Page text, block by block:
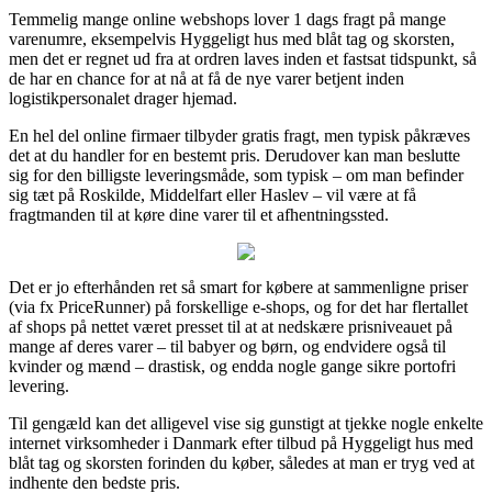
Temmelig mange online webshops lover 1 dags fragt på mange
varenumre, eksempelvis Hyggeligt hus med blåt tag og skorsten,
men det er regnet ud fra at ordren laves inden et fastsat tidspunkt, så
de har en chance for at nå at få de nye varer betjent inden
logistikpersonalet drager hjemad.
En hel del online firmaer tilbyder gratis fragt, men typisk påkræves
det at du handler for en bestemt pris. Derudover kan man beslutte
sig for den billigste leveringsmåde, som typisk – om man befinder
sig tæt på Roskilde, Middelfart eller Haslev – vil være at få
fragtmanden til at køre dine varer til et afhentningssted.
Det er jo efterhånden ret så smart for købere at sammenligne priser
(via fx PriceRunner) på forskellige e-shops, og for det har flertallet
af shops på nettet været presset til at at nedskære prisniveauet på
mange af deres varer – til babyer og børn, og endvidere også til
kvinder og mænd – drastisk, og endda nogle gange sikre portofri
levering.
Til gengæld kan det alligevel vise sig gunstigt at tjekke nogle enkelte
internet virksomheder i Danmark efter tilbud på Hyggeligt hus med
blåt tag og skorsten forinden du køber, således at man er tryg ved at
indhente den bedste pris.